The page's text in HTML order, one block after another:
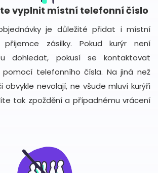
vyplnit místní telefonní číslo
je důležité přidat i místní
zásilky. Pokud kurýr není
dohledat, pokusí se kontaktovat
telefonního čísla. Na jiná než
obvykle nevolají, ne všude mluví kurýři
tak zpoždění a případnému vrácení